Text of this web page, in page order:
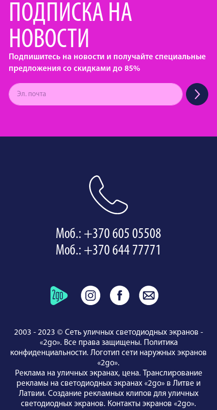
ПОДПИСКА НА
НОВОСТИ
Подпишитесь на новости и получайте специальные
предложения со скидками до 85%
Моб.: +370 605 05508
Моб.: +370 644 77771
2003 - 2023 © Сеть уличных светодиодных экранов -
«2go». Все права защищены. Политика
конфиденциальности. Логотип сети наружных экранов
«2go».
Реклама на уличных экранах, цена. Транслирование
рекламы на светодиодных экранах «2go» в Литве и
Латвии. Создание рекламных клипов для уличных
светодиодных экранов. Контакты экранов «2go».